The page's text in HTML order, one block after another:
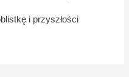
i przyszłości